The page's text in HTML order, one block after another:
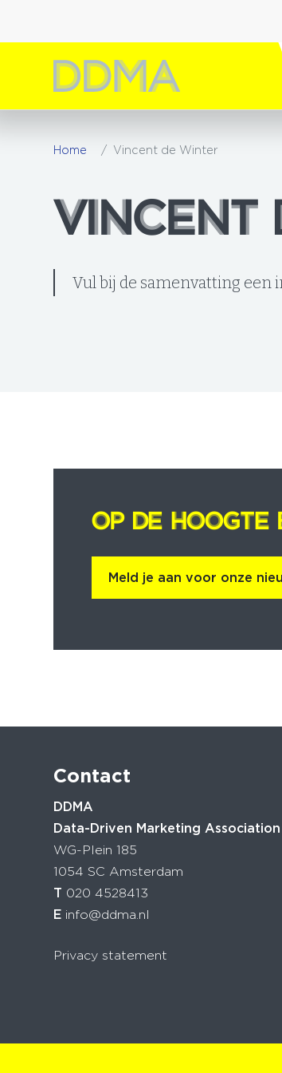
Home Vincent de Winter
VINCENT
VINCENT
Vul bij de samenvatting een
OP DE HOOGTE
OP DE HOOGTE
Meld je aan voor onze
Contact
DDMA
Data-Driven Marketing Association
WG-Plein 185
1054 SC Amsterdam
T 020 4528413
E info@ddma.nl
Privacy statement